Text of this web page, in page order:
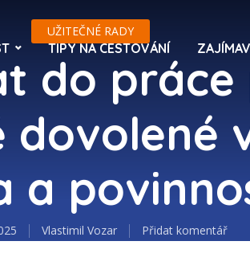
TIPY NA CESTOVÁNÍ
UŽITEČNÉ RADY
do práce
a
Vlastimil Vozar Přidat komentář